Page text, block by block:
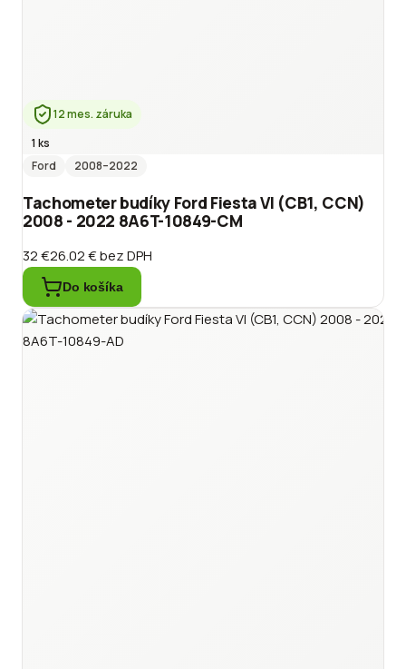
12 mes. záruka
1 ks
Ford
2008–2022
Tachometer budíky Ford Fiesta VI (CB1, CCN)
2008 - 2022 8A6T-10849-CM
32 €26.02 €bez DPH
Do košíka